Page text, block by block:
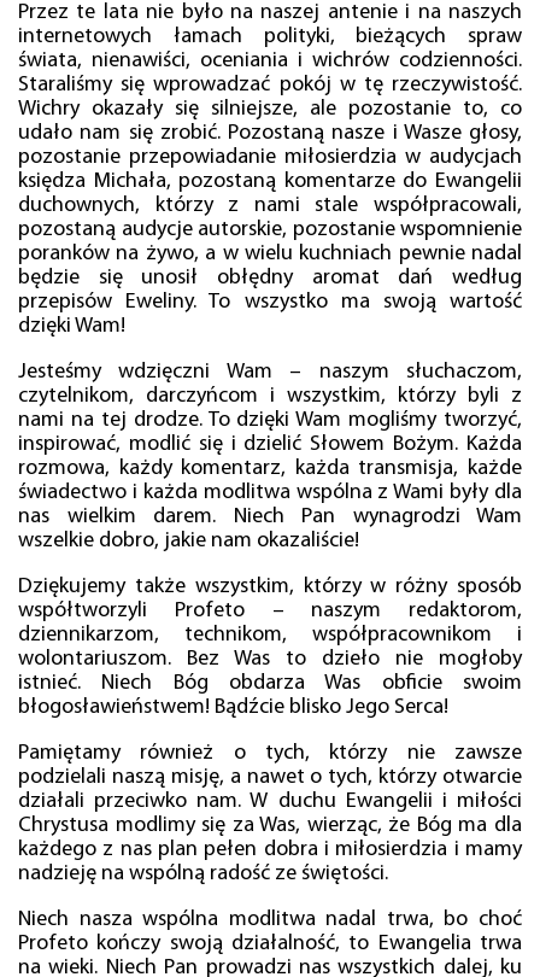
Przez te lata nie było na naszej antenie i na naszych
internetowych łamach polityki, bieżących spraw
świata, nienawiści, oceniania i wichrów codzienności.
Staraliśmy się wprowadzać pokój w tę rzeczywistość.
Wichry okazały się silniejsze, ale pozostanie to, co
udało nam się zrobić. Pozostaną nasze i Wasze głosy,
pozostanie przepowiadanie miłosierdzia w audycjach
księdza Michała, pozostaną komentarze do Ewangelii
duchownych, którzy z nami stale współpracowali,
pozostaną audycje autorskie, pozostanie wspomnienie
poranków na żywo, a w wielu kuchniach pewnie nadal
będzie się unosił obłędny aromat dań według
przepisów Eweliny. To wszystko ma swoją wartość
dzięki Wam!
Jesteśmy wdzięczni Wam – naszym słuchaczom,
czytelnikom, darczyńcom i wszystkim, którzy byli z
nami na tej drodze. To dzięki Wam mogliśmy tworzyć,
inspirować, modlić się i dzielić Słowem Bożym. Każda
rozmowa, każdy komentarz, każda transmisja, każde
świadectwo i każda modlitwa wspólna z Wami były dla
nas wielkim darem. Niech Pan wynagrodzi Wam
wszelkie dobro, jakie nam okazaliście!
Dziękujemy także wszystkim, którzy w różny sposób
współtworzyli Profeto – naszym redaktorom,
dziennikarzom, technikom, współpracownikom i
wolontariuszom. Bez Was to dzieło nie mogłoby
istnieć. Niech Bóg obdarza Was obficie swoim
błogosławieństwem! Bądźcie blisko Jego Serca!
Pamiętamy również o tych, którzy nie zawsze
podzielali naszą misję, a nawet o tych, którzy otwarcie
działali przeciwko nam. W duchu Ewangelii i miłości
Chrystusa modlimy się za Was, wierząc, że Bóg ma dla
każdego z nas plan pełen dobra i miłosierdzia i mamy
nadzieję na wspólną radość ze świętości.
Niech nasza wspólna modlitwa nadal trwa, bo choć
Profeto kończy swoją działalność, to Ewangelia trwa
na wieki. Niech Pan prowadzi nas wszystkich dalej, ku